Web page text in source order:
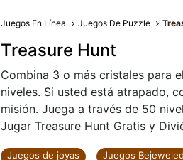
Juegos En Línea Juegos De Puzzle
Treasure Hunt
Combina 3 o más cristales para
niveles. Si usted está atrapado,
misión. Juega a través de 50
Jugar Treasure Hunt Gratis y
Juegos de joyas Juegos Bejeweled